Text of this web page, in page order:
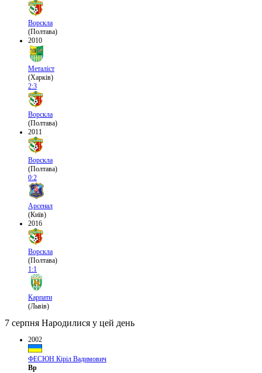
Ворскла
(Полтава)
2010
Металіст
(Харків)
2:3
Ворскла
(Полтава)
2011
Ворскла
(Полтава)
0:2
Арсенал
(Київ)
2016
Ворскла
(Полтава)
1:1
Карпати
(Львів)
7 серпня Народилися у цей день
2002
ФЕСЮН Кіріл Вадимович
Вр